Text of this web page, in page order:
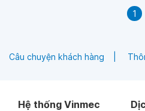
1
Câu chuyện khách hàng
Hệ thống Vinmec